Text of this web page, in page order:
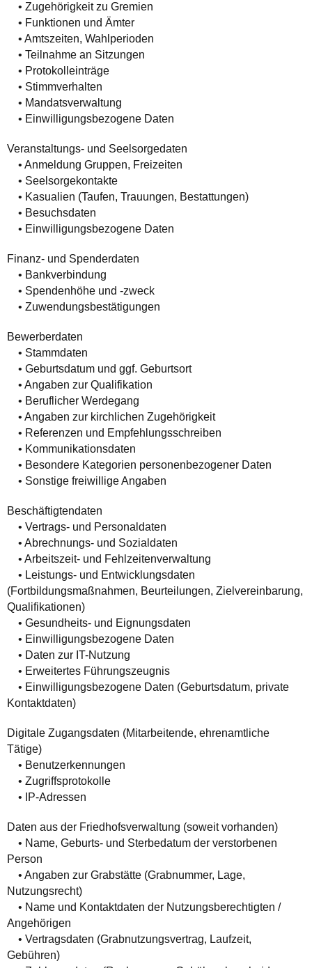
• Zugehörigkeit zu Gremien
• Funktionen und Ämter
• Amtszeiten, Wahlperioden
• Teilnahme an Sitzungen
• Protokolleinträge
• Stimmverhalten
• Mandatsverwaltung
• Einwilligungsbezogene Daten
Veranstaltungs- und Seelsorgedaten
• Anmeldung Gruppen, Freizeiten
• Seelsorgekontakte
• Kasualien (Taufen, Trauungen, Bestattungen)
• Besuchsdaten
• Einwilligungsbezogene Daten
Finanz- und Spenderdaten
• Bankverbindung
• Spendenhöhe und -zweck
• Zuwendungsbestätigungen
Bewerberdaten
• Stammdaten
• Geburtsdatum und ggf. Geburtsort
• Angaben zur Qualifikation
• Beruflicher Werdegang
• Angaben zur kirchlichen Zugehörigkeit
• Referenzen und Empfehlungsschreiben
• Kommunikationsdaten
• Besondere Kategorien personenbezogener Daten
• Sonstige freiwillige Angaben
Beschäftigtendaten
• Vertrags- und Personaldaten
• Abrechnungs- und Sozialdaten
• Arbeitszeit- und Fehlzeitenverwaltung
• Leistungs- und Entwicklungsdaten
(Fortbildungsmaßnahmen, Beurteilungen, Zielvereinbarung,
Qualifikationen)
• Gesundheits- und Eignungsdaten
• Einwilligungsbezogene Daten
• Daten zur IT-Nutzung
• Erweitertes Führungszeugnis
• Einwilligungsbezogene Daten (Geburtsdatum, private
Kontaktdaten)
Digitale Zugangsdaten (Mitarbeitende, ehrenamtliche
Tätige)
• Benutzerkennungen
• Zugriffsprotokolle
• IP-Adressen
Daten aus der Friedhofsverwaltung (soweit vorhanden)
• Name, Geburts- und Sterbedatum der verstorbenen
Person
• Angaben zur Grabstätte (Grabnummer, Lage,
Nutzungsrecht)
• Name und Kontaktdaten der Nutzungsberechtigten /
Angehörigen
• Vertragsdaten (Grabnutzungsvertrag, Laufzeit,
Gebühren)